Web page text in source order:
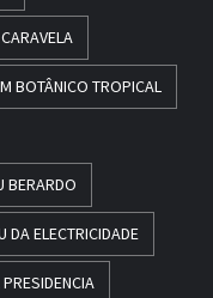
BOTÂNICO TROPICAL
BERARDO
DA ELECTRICIDADE